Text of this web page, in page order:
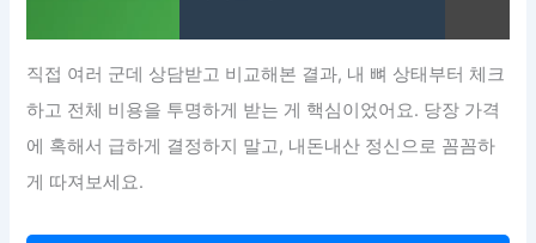
직접 여러 군데 상담받고 비교해본 결과, 내 뼈 상태부터 체크
하고 전체 비용을 투명하게 받는 게 핵심이었어요. 당장 가격
에 혹해서 급하게 결정하지 말고, 내돈내산 정신으로 꼼꼼하
게 따져보세요.